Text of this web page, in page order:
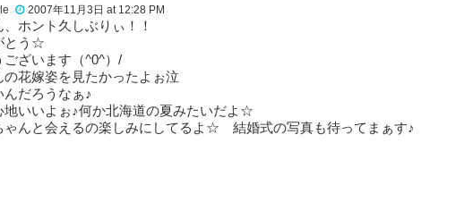
2007年11月3日 at 12:28 PM
ホント久しぶりぃ！！
とう☆
ざいます（^0^）/
花嫁姿を見たかったよぉ泣
だろうなぁ♪
地いいよぉ♪何か北海道の夏みたいだよ☆
ゃんと会えるの楽しみにしてるよ☆ 結婚式の写真も待ってまぁす♪